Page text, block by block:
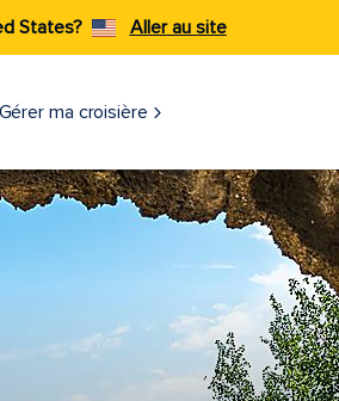
States? Aller au site
Gérer ma croisière